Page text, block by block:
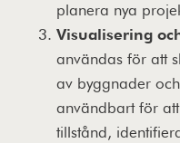
planera nya
Visualisering
användas för att
av byggnader
användbart för
tillstånd,